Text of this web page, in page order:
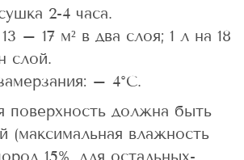
2-4 часа.
– 17 м² в два слоя; 1 л на 18
слой.
– 4°C.
поверхность должна быть
(максимальная влажность